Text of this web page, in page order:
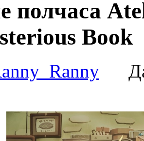
полчаса
Book